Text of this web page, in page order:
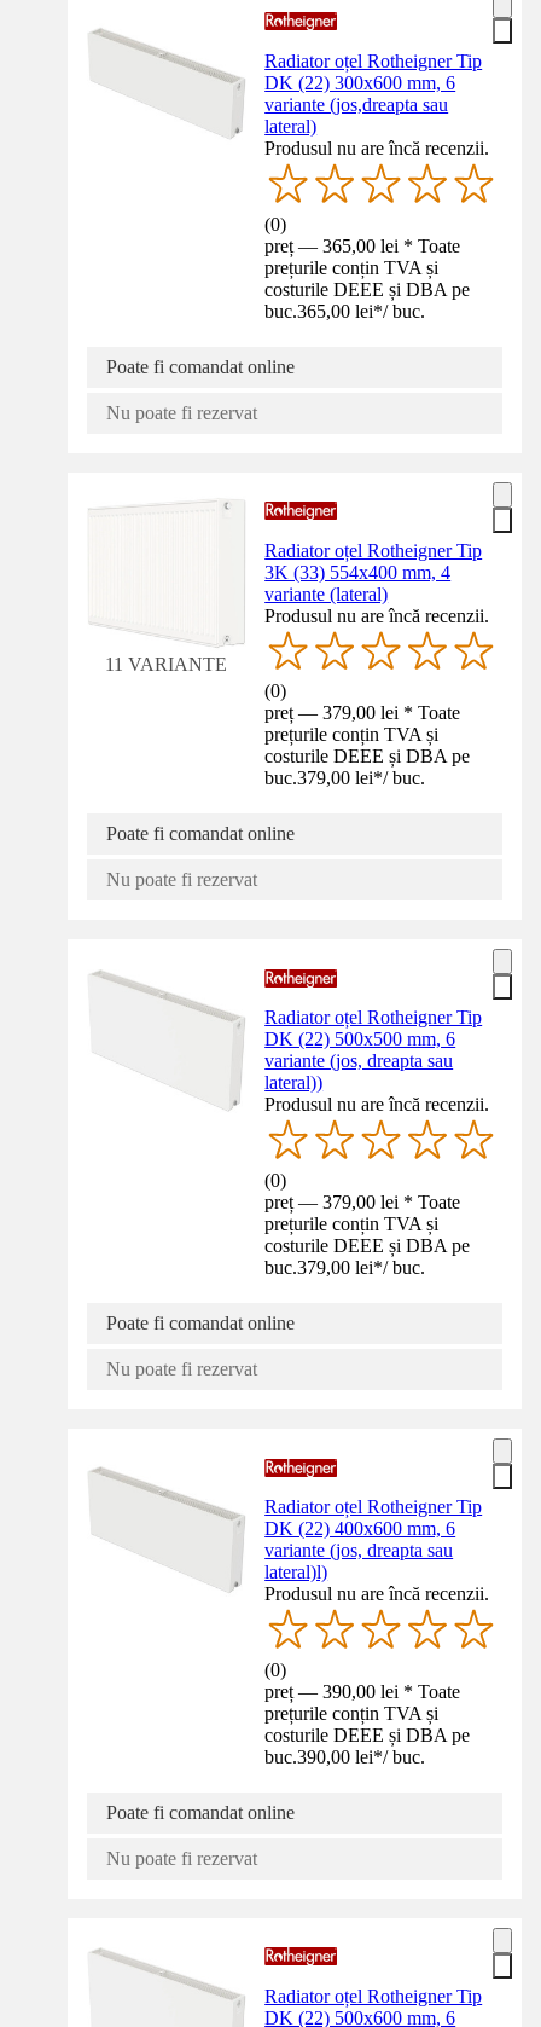
Radiator oțel Rotheigner Tip
DK (22) 300x600 mm, 6
variante (jos,dreapta sau
lateral)
Produsul nu are încă recenzii.
(0)
preț — 365,00 lei * Toate
prețurile conțin TVA și
costurile DEEE și DBA pe
buc.365,00 lei*/ buc.
Poate fi comandat online
Nu poate fi rezervat
11 VARIANTE
Radiator oțel Rotheigner Tip
3K (33) 554x400 mm, 4
variante (lateral)
Produsul nu are încă recenzii.
(0)
preț — 379,00 lei * Toate
prețurile conțin TVA și
costurile DEEE și DBA pe
buc.379,00 lei*/ buc.
Poate fi comandat online
Nu poate fi rezervat
Radiator oțel Rotheigner Tip
DK (22) 500x500 mm, 6
variante (jos, dreapta sau
lateral))
Produsul nu are încă recenzii.
(0)
preț — 379,00 lei * Toate
prețurile conțin TVA și
costurile DEEE și DBA pe
buc.379,00 lei*/ buc.
Poate fi comandat online
Nu poate fi rezervat
Radiator oțel Rotheigner Tip
DK (22) 400x600 mm, 6
variante (jos, dreapta sau
lateral)l)
Produsul nu are încă recenzii.
(0)
preț — 390,00 lei * Toate
prețurile conțin TVA și
costurile DEEE și DBA pe
buc.390,00 lei*/ buc.
Poate fi comandat online
Nu poate fi rezervat
Radiator oțel Rotheigner Tip
DK (22) 500x600 mm, 6